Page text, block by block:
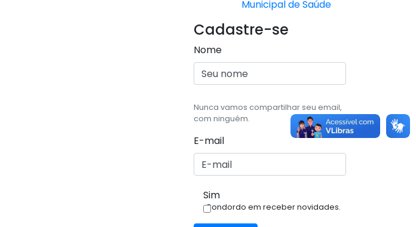
Municipal de Saúde
Cadastre-se
Nome
Nunca vamos compartilhar seu email,
com ninguém.
E-mail
Sim
Condordo em receber novidades.